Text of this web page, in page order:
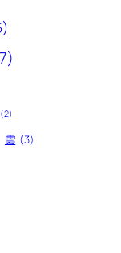
(2)
雲 (3)